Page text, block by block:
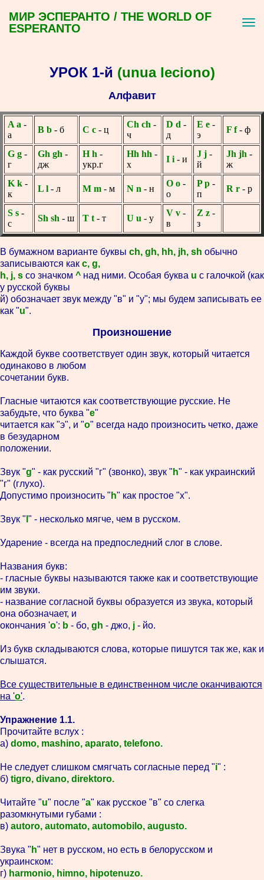
МИР ЭСПЕРАНТО / THE WORLD OF
ESPERANTO
УРОК 1-й (unua leciono)
Алфавит
A a -
а
B b - б C c - ц
Ch ch -
ч
D d -
д
E e -
э
F f- ф
G g -
г
Gh gh -
дж
H h -
укр.г
Hh hh -
х
I i - и
J j -
й
Jh jh -
ж
K k -
к
L l - л M m - м N n - н
O o -
о
P p -
п
R r - р
S s -
с
Sh sh - ш T t - т U u - у
V v -
в
Z z -
з
В бумажном варианте буквы ch, gh, hh, jh, sh обычно
записываются как c, g,
h, j, s со значком ^ над ними. Особая буква u с галочкой (как
у русской буквы
й) обозначает звук между "в" и "у"; мы будем записывать ее
как "u".
Произношение
Каждой букве соответствует один звук, который читается
одинаково в любом
сочетании букв.
Гласные читаются как соответствующие русские. Не
забудьте, что буква "e"
читается как "э", и "o" всегда надо произносить четко, даже
в безударном
положении.
Звук "g" - как русский "г" (звонко), звук " h" - как украинский
"г" (глухо).
Допустимо произносить " h" как простое "х".
Звук " " - несколько мягче, чем в русском.
Ударение - всегда на предпоследний слог в слове.
Названия букв:
- гласные буквы называются также как и соответствующие
им звуки.
- название согласной буквы образуется из звука, который
она обозначает, и
окончания 'o': b - бо, gh - джо, j - йо.
Из букв складываются слова, которые пишутся так же, как и
слышатся.
Все существительные в единственном числе оканчиваются
на 'o'.
Упражнение 1.1.
Прочитайте вслух :
а) domo, mashino, aparato, telefono.
Не следует слишком смягчать согласные перед "i" :
б) tigro, divano, direktoro.
Читайте "u" после "a" как русское "в" со слегка
разомкнутыми губами :
в) autoro, automato, automobilo, augusto.
Звука " h" нет в русском, но есть в белорусском и
украинском:
г) harmonio, himno, hipotenuzo.